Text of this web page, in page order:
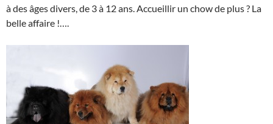
à des âges divers, de 3 à 12 ans. Accueillir un chow de plus ? La
belle affaire !….